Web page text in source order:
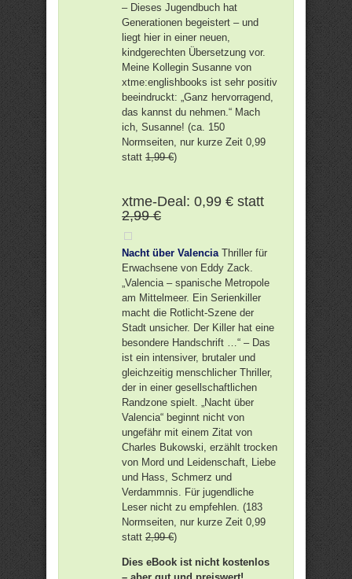
– Dieses Jugendbuch hat
Generationen begeistert – und
liegt hier in einer neuen,
kindgerechten Übersetzung vor.
Meine Kollegin Susanne von
xtme:englishbooks ist sehr positiv
beeindruckt: „Ganz hervorragend,
das kannst du nehmen.“ Mach
ich, Susanne! (ca. 150
Normseiten, nur kurze Zeit 0,99
statt 1,99 €)
xtme-Deal: 0,99 € statt
2,99 €
Nacht über ValenciaThriller für
Erwachsene von Eddy Zack.
„Valencia – spanische Metropole
am Mittelmeer. Ein Serienkiller
macht die Rotlicht-Szene der
Stadt unsicher. Der Killer hat eine
besondere Handschrift …“ – Das
ist ein intensiver, brutaler und
gleichzeitig menschlicher Thriller,
der in einer gesellschaftlichen
Randzone spielt. „Nacht über
Valencia“ beginnt nicht von
ungefähr mit einem Zitat von
Charles Bukowski, erzählt trocken
von Mord und Leidenschaft, Liebe
und Hass, Schmerz und
Verdammnis. Für jugendliche
Leser nicht zu empfehlen. (183
Normseiten, nur kurze Zeit 0,99
statt 2,99 €)
Dies eBook ist nicht kostenlos